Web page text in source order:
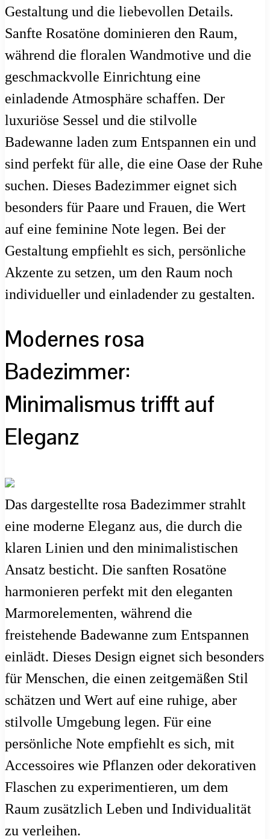
Gestaltung und die liebevollen Details.
Sanfte Rosatöne dominieren den Raum,
während die floralen Wandmotive und die
geschmackvolle Einrichtung eine
einladende Atmosphäre schaffen. Der
luxuriöse Sessel und die stilvolle
Badewanne laden zum Entspannen ein und
sind perfekt für alle, die eine Oase der Ruhe
suchen. Dieses Badezimmer eignet sich
besonders für Paare und Frauen, die Wert
auf eine feminine Note legen. Bei der
Gestaltung empfiehlt es sich, persönliche
Akzente zu setzen, um den Raum noch
individueller und einladender zu gestalten.
Modernes rosa
Badezimmer:
Minimalismus trifft auf
Eleganz
Das dargestellte rosa Badezimmer strahlt
eine moderne Eleganz aus, die durch die
klaren Linien und den minimalistischen
Ansatz besticht. Die sanften Rosatöne
harmonieren perfekt mit den eleganten
Marmorelementen, während die
freistehende Badewanne zum Entspannen
einlädt. Dieses Design eignet sich besonders
für Menschen, die einen zeitgemäßen Stil
schätzen und Wert auf eine ruhige, aber
stilvolle Umgebung legen. Für eine
persönliche Note empfiehlt es sich, mit
Accessoires wie Pflanzen oder dekorativen
Flaschen zu experimentieren, um dem
Raum zusätzlich Leben und Individualität
zu verleihen.